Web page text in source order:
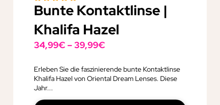
Bunte Kontaktlinse |
Khalifa Hazel
34,99€–39,99€
Erleben Sie die faszinierende bunte Kontaktlinse
Khalifa Hazel von Oriental Dream Lenses. Diese
Jahr...